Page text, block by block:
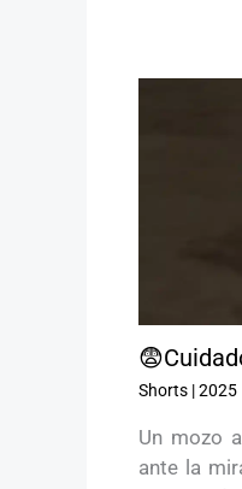
Shorts|2025
Un mozo
ante la